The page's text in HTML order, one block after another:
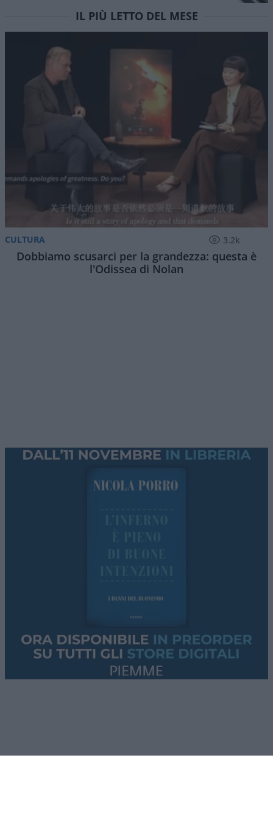
El Sayed vince le primarie democratiche per il
Senato in Michigan. I candidati DSA vincono
ovunque prevalga un elettorato di immigrati che
non intendono integrarsi e giovani influenzati da
prof marxisti
Stefano Magni
2k
(dopo una condanna di rito) l’attentato alla
sinagoga di Bloomfield, definendolo parte dello
stesso “ciclo di violenza” assieme agli attacchi
gratuita per tutti i cittadini americani e una
patrimoniale per finanziarla
su questi punti, oltre che per la sua militanza anti-
Israele, che ha avuto il pieno appoggio dei sempre